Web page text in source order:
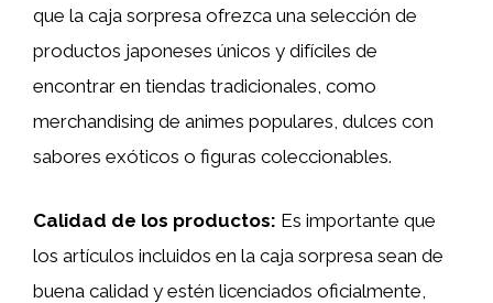
que la caja sorpresa ofrezca una selección de
productos japoneses únicos y difíciles de
encontrar en tiendas tradicionales, como
merchandising de animes populares, dulces con
sabores exóticos o figuras coleccionables.
Calidad de los productos: Es importante que
los artículos incluidos en la caja sorpresa sean de
buena calidad y estén licenciados oficialmente,